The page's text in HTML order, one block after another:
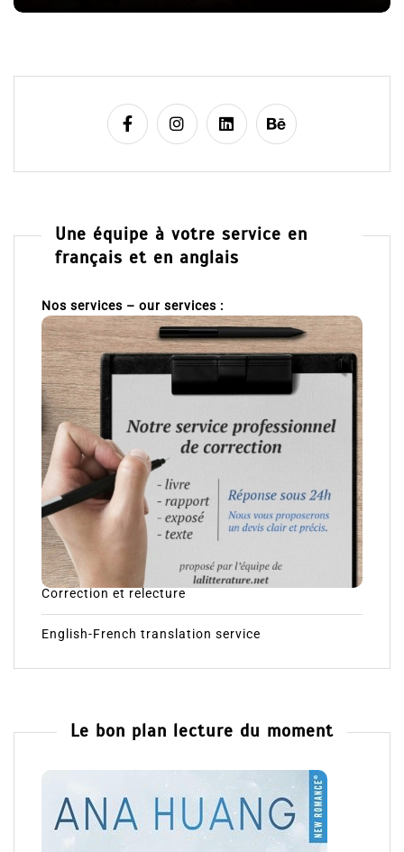
Une équipe à votre service en
français et en anglais
Nos services – our services :
Correction et relecture
English-French translation service
Le bon plan lecture du moment